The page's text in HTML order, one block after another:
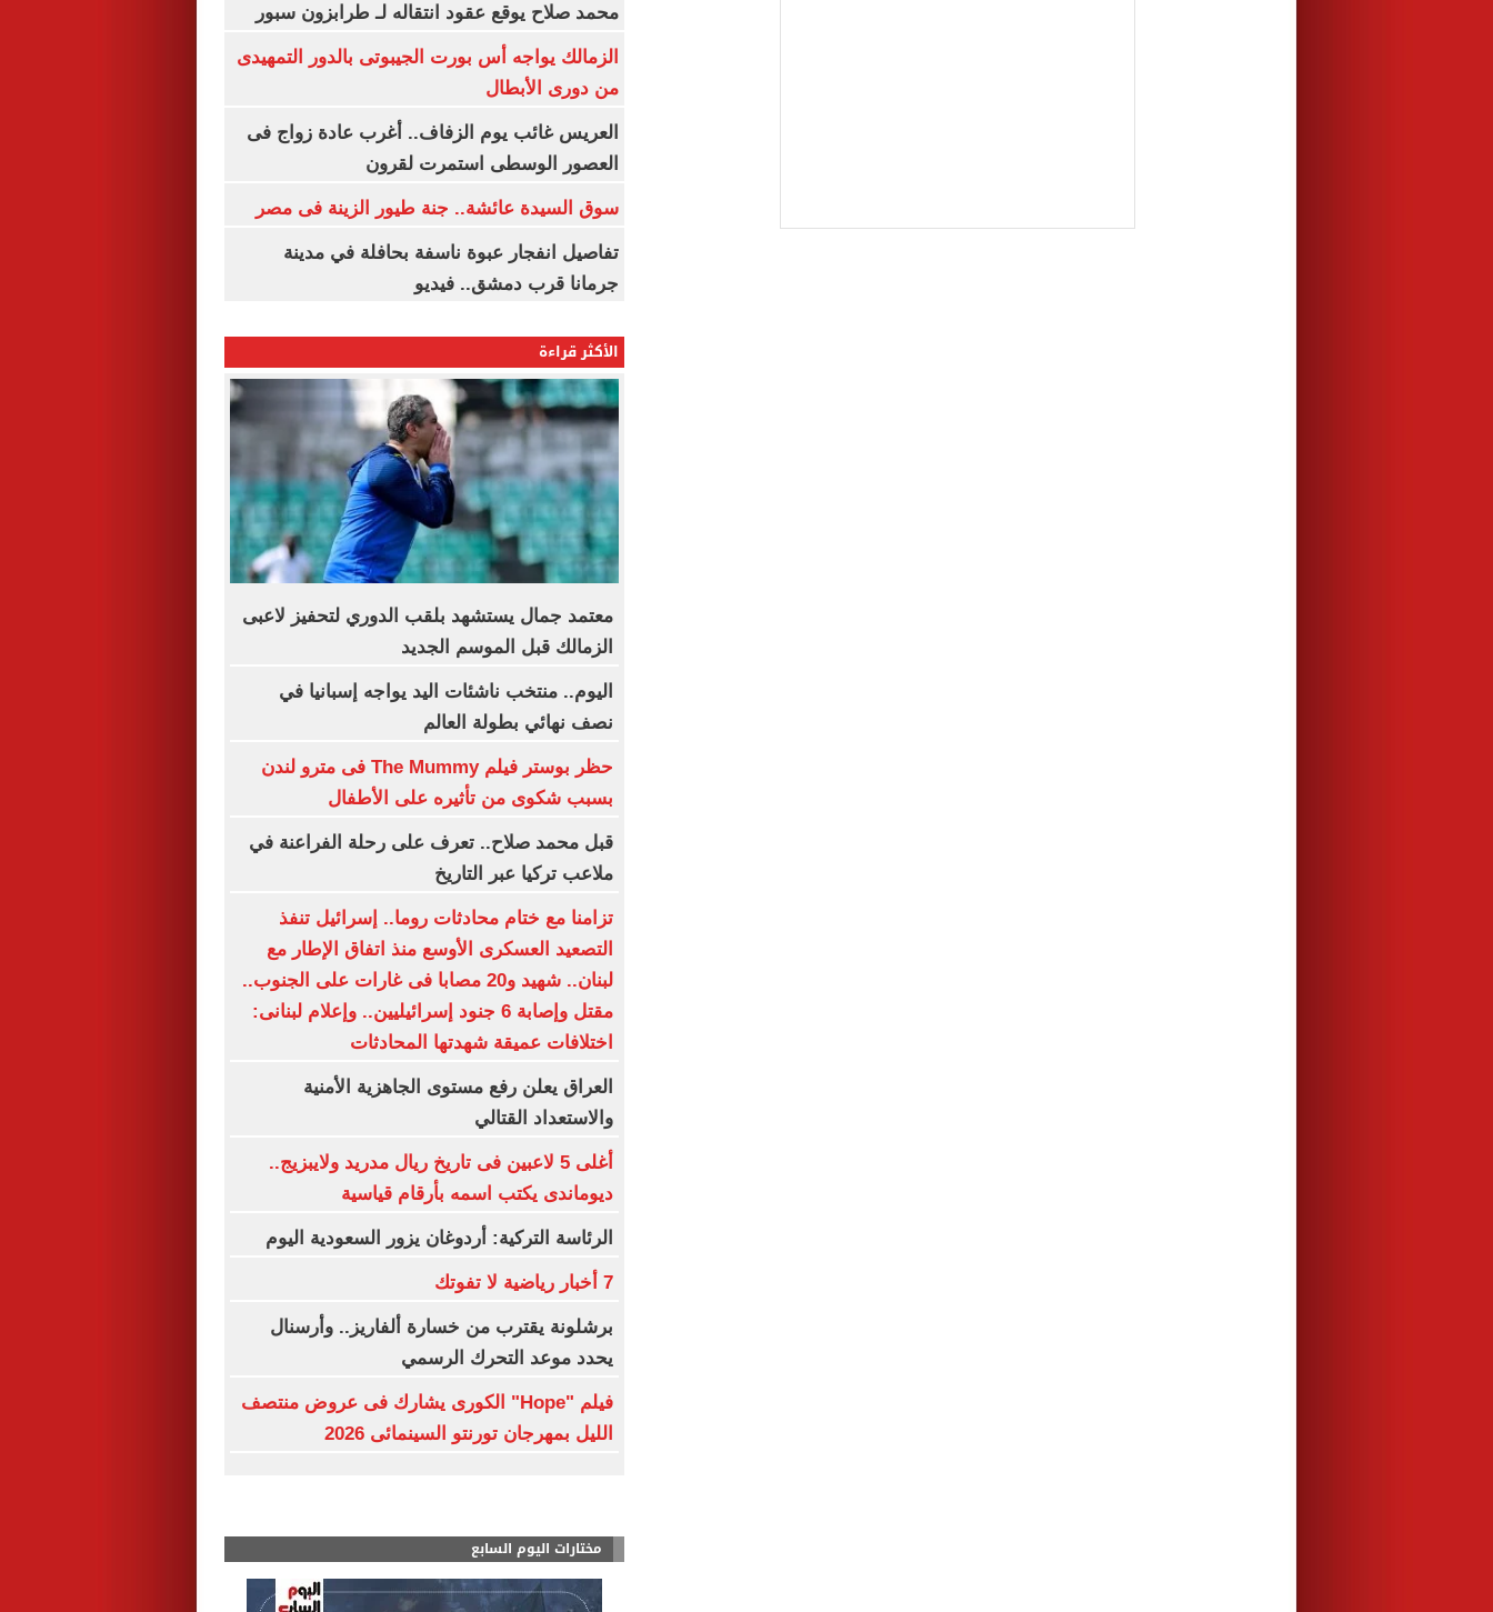
محمد صلاح يوقع عقود انتقاله لـ طرابزون سبور
الزمالك يواجه أس بورت الجيبوتى بالدور التمهيدى
من دورى الأبطال
العريس غائب يوم الزفاف.. أغرب عادة زواج فى
العصور الوسطى استمرت لقرون
سوق السيدة عائشة.. جنة طيور الزينة فى مصر
تفاصيل انفجار عبوة ناسفة بحافلة في مدينة
جرمانا قرب دمشق.. فيديو
الأكثر قراءة
معتمد جمال يستشهد بلقب الدوري لتحفيز لاعبى
الزمالك قبل الموسم الجديد
اليوم.. منتخب ناشئات اليد يواجه إسبانيا في
نصف نهائي بطولة العالم
حظر بوستر فيلم The Mummy فى مترو لندن
بسبب شكوى من تأثيره على الأطفال
قبل محمد صلاح.. تعرف على رحلة الفراعنة في
ملاعب تركيا عبر التاريخ
تزامنا مع ختام محادثات روما.. إسرائيل تنفذ
التصعيد العسكرى الأوسع منذ اتفاق الإطار مع
لبنان.. شهيد و20 مصابا فى غارات على الجنوب..
مقتل وإصابة 6 جنود إسرائيليين.. وإعلام لبنانى:
اختلافات عميقة شهدتها المحادثات
العراق يعلن رفع مستوى الجاهزية الأمنية
والاستعداد القتالي
أغلى 5 لاعبين فى تاريخ ريال مدريد ولايبزيج..
ديوماندى يكتب اسمه بأرقام قياسية
الرئاسة التركية: أردوغان يزور السعودية اليوم
7 أخبار رياضية لا تفوتك
برشلونة يقترب من خسارة ألفاريز.. وأرسنال
يحدد موعد التحرك الرسمي
فيلم "Hope" الكورى يشارك فى عروض منتصف
الليل بمهرجان تورنتو السينمائى 2026
مختارات اليوم السابع